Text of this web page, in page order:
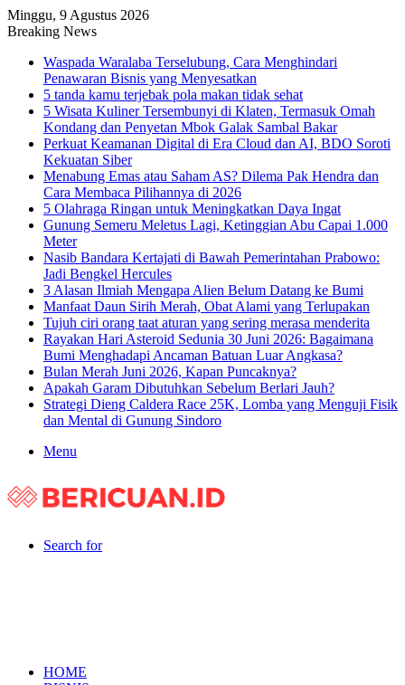
Minggu, 9 Agustus 2026
Breaking News
Waspada Waralaba Terselubung, Cara Menghindari
Penawaran Bisnis yang Menyesatkan
5 tanda kamu terjebak pola makan tidak sehat
5 Wisata Kuliner Tersembunyi di Klaten, Termasuk Omah
Kondang dan Penyetan Mbok Galak Sambal Bakar
Perkuat Keamanan Digital di Era Cloud dan AI, BDO Soroti
Kekuatan Siber
Menabung Emas atau Saham AS? Dilema Pak Hendra dan
Cara Membaca Pilihannya di 2026
5 Olahraga Ringan untuk Meningkatkan Daya Ingat
Gunung Semeru Meletus Lagi, Ketinggian Abu Capai 1.000
Meter
Nasib Bandara Kertajati di Bawah Pemerintahan Prabowo:
Jadi Bengkel Hercules
3 Alasan Ilmiah Mengapa Alien Belum Datang ke Bumi
Manfaat Daun Sirih Merah, Obat Alami yang Terlupakan
Tujuh ciri orang taat aturan yang sering merasa menderita
Rayakan Hari Asteroid Sedunia 30 Juni 2026: Bagaimana
Bumi Menghadapi Ancaman Batuan Luar Angkasa?
Bulan Merah Juni 2026, Kapan Puncaknya?
Apakah Garam Dibutuhkan Sebelum Berlari Jauh?
Strategi Dieng Caldera Race 25K, Lomba yang Menguji Fisik
dan Mental di Gunung Sindoro
Menu
Search for
HOME